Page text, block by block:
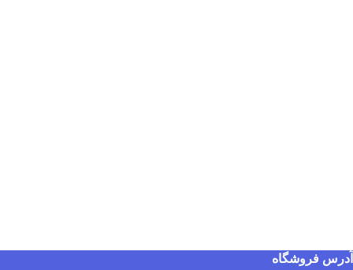
آدرس فروشگاه